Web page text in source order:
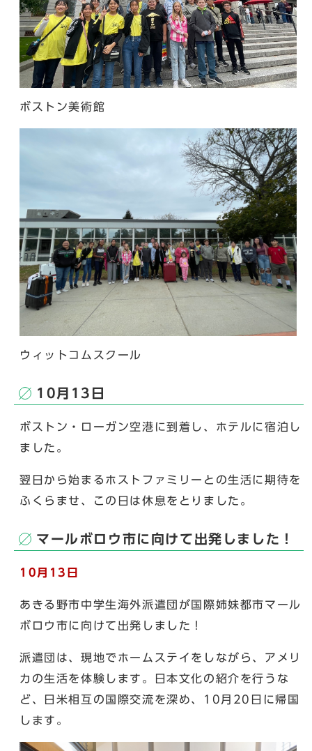
ボストン美術館
ウィットコムスクール
10月13日
ボストン・ローガン空港に到着し、ホテルに宿泊し
ました。
翌日から始まるホストファミリーとの生活に期待を
ふくらませ、この日は休息をとりました。
マールボロウ市に向けて出発しました！
10月13日
あきる野市中学生海外派遣団が国際姉妹都市マール
ボロウ市に向けて出発しました！
派遣団は、現地でホームステイをしながら、アメリ
カの生活を体験します。日本文化の紹介を行うな
ど、日米相互の国際交流を深め、10月20日に帰国
します。